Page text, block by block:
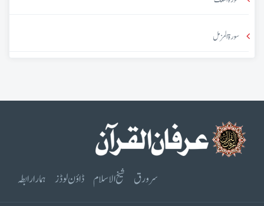
سورۃ المزمل
سرورق شیخ الاسلام ڈاؤن لوڈز ہمارا رابطہ